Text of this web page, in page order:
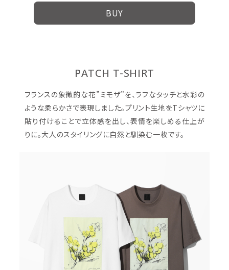
BUY
PATCH T-SHIRT
フランスの象徴的な花”ミモザ”を、ラフなタッチと水彩の
ような柔らかさで表現しました。プリント生地をTシャツに
貼り付けることで立体感を出し、表情を楽しめる仕上が
りに。大人のスタイリングに自然と馴染む一枚です。